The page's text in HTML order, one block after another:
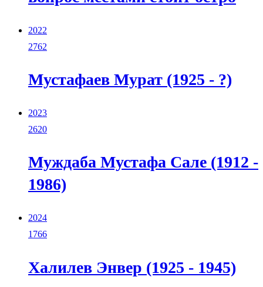
2022
2762
Мустафаев Мурат (1925 - ?)
2023
2620
Муждаба Мустафа Сале (1912 -
1986)
2024
1766
Халилев Энвер (1925 - 1945)